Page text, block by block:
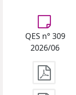
QES n° 309
2026/06